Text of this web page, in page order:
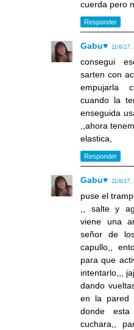
cuerda pero
Responder
Gabu♥ 11/6/17,
consegui
sarten con
empujarla
cuando la
enseguida
,,ahora
elastica,
Responder
Gabu♥ 11/6/17,
puse el
,, salte y
viene una
señor de
capullo,,
para que
intentarlo,,,
dando
en la pared
donde
cuchara,,